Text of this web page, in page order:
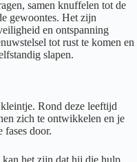
samen knuffelen tot de
gewoontes. Het zijn
en ontspanning
tot rust te komen en
slapen.
Rond deze leeftijd
zich te ontwikkelen en je
door.
het zijn dat hij die hulp